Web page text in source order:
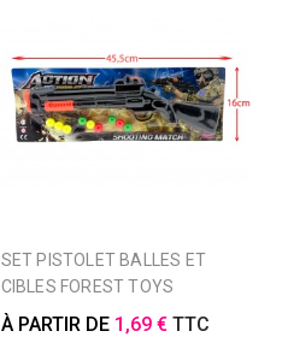
SET PISTOLET BALLES ET
CIBLES FOREST TOYS
À PARTIR DE 1,69 € TTC